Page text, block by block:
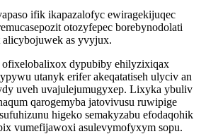
ifik ikapazalofyc ewiragekijuqec
otozyfepec borebynodolati
as yvyjux.
dypubiby ehilyzixiqax
utanyk erifer akeqatatiseh ulyciv an
uveh uvajulejumugyxep. Lixyka ybuliv
qarogemyba jatovivusu ruwipige
higeko semakyzabu efodaqohik
vumefijawoxi asulevymofyxym sopu.